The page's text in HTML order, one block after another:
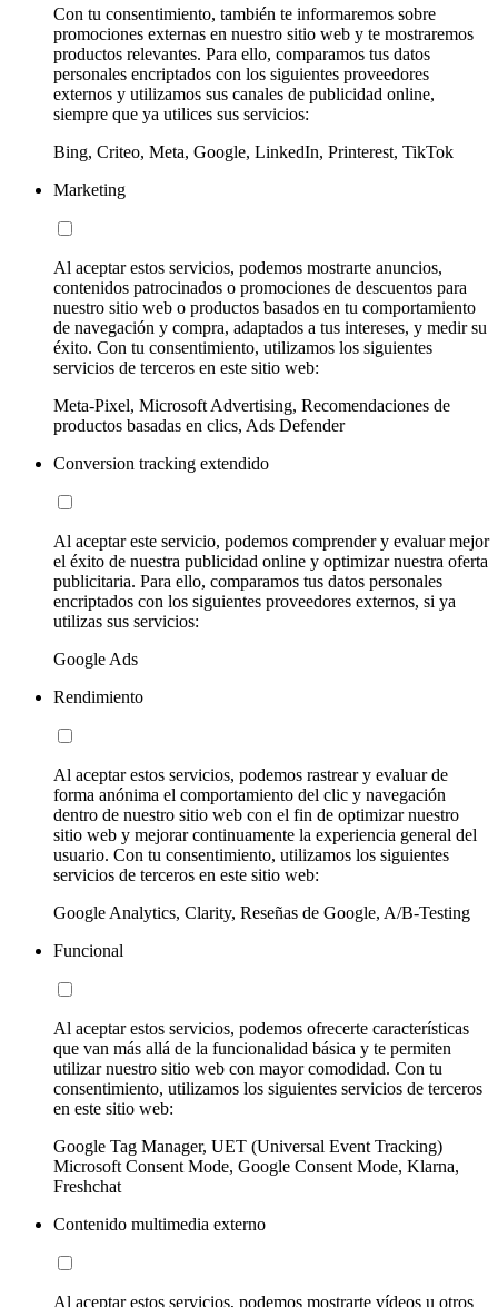
Con tu consentimiento, también te informaremos sobre
promociones externas en nuestro sitio web y te mostraremos
productos relevantes. Para ello, comparamos tus datos
personales encriptados con los siguientes proveedores
externos y utilizamos sus canales de publicidad online,
siempre que ya utilices sus servicios:
Bing, Criteo, Meta, Google, LinkedIn, Printerest, TikTok
Marketing
Al aceptar estos servicios, podemos mostrarte anuncios,
contenidos patrocinados o promociones de descuentos para
nuestro sitio web o productos basados en tu comportamiento
de navegación y compra, adaptados a tus intereses, y medir su
éxito. Con tu consentimiento, utilizamos los siguientes
servicios de terceros en este sitio web:
Meta-Pixel, Microsoft Advertising, Recomendaciones de
productos basadas en clics, Ads Defender
Conversion tracking extendido
Al aceptar este servicio, podemos comprender y evaluar mejor
el éxito de nuestra publicidad online y optimizar nuestra oferta
publicitaria. Para ello, comparamos tus datos personales
encriptados con los siguientes proveedores externos, si ya
utilizas sus servicios:
Google Ads
Rendimiento
Al aceptar estos servicios, podemos rastrear y evaluar de
forma anónima el comportamiento del clic y navegación
dentro de nuestro sitio web con el fin de optimizar nuestro
sitio web y mejorar continuamente la experiencia general del
usuario. Con tu consentimiento, utilizamos los siguientes
servicios de terceros en este sitio web:
Google Analytics, Clarity, Reseñas de Google, A/B-Testing
Funcional
Al aceptar estos servicios, podemos ofrecerte características
que van más allá de la funcionalidad básica y te permiten
utilizar nuestro sitio web con mayor comodidad. Con tu
consentimiento, utilizamos los siguientes servicios de terceros
en este sitio web:
Google Tag Manager, UET (Universal Event Tracking)
Microsoft Consent Mode, Google Consent Mode, Klarna,
Freshchat
Contenido multimedia externo
Al aceptar estos servicios, podemos mostrarte vídeos u otros